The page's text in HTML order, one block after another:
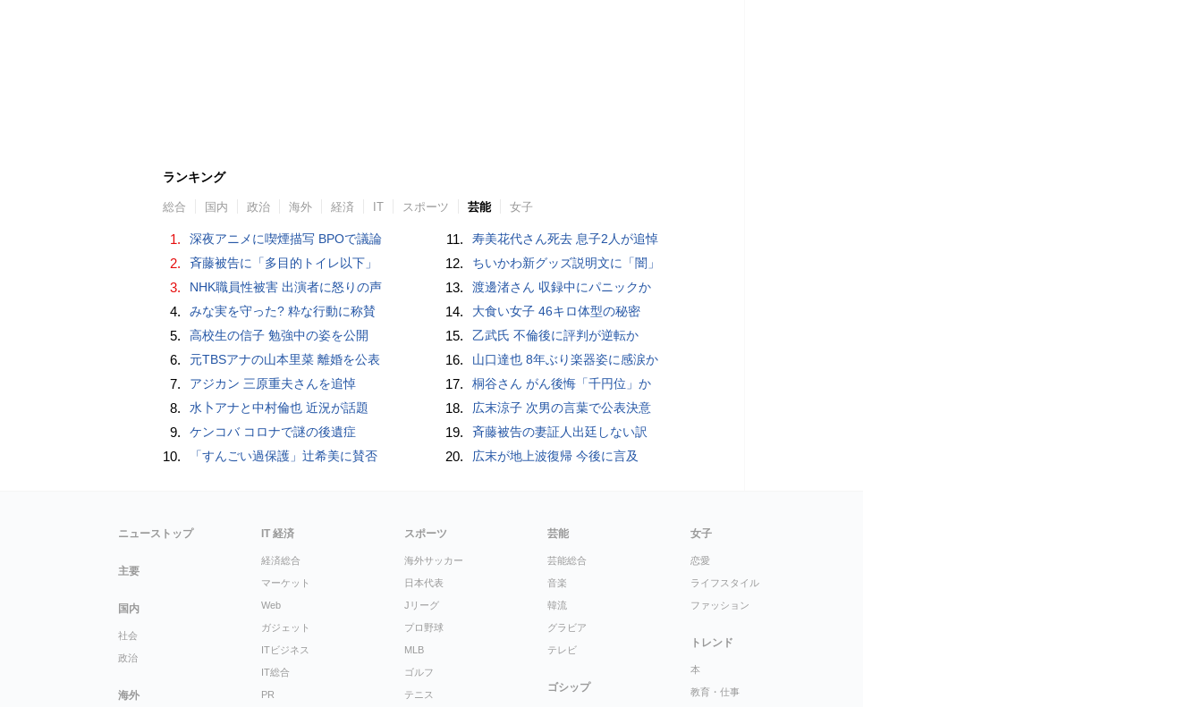
ランキング
総合 国内 政治 海外 経済 IT スポーツ 芸能 女子
1. 深夜アニメに喫煙描写 BPOで議論
2. 斉藤被告に「多目的トイレ以下」
3. NHK職員性被害 出演者に怒りの声
4. みな実を守った? 粋な行動に称賛
5. 高校生の信子 勉強中の姿を公開
6. 元TBSアナの山本里菜 離婚を公表
7. アジカン 三原重夫さんを追悼
8. 水卜アナと中村倫也 近況が話題
9. ケンコバ コロナで謎の後遺症
10. 「すんごい過保護」辻希美に賛否
11. 寿美花代さん死去 息子2人が追悼
12. ちいかわ新グッズ説明文に「闇」
13. 渡邊渚さん 収録中にパニックか
14. 大食い女子 46キロ体型の秘密
15. 乙武氏 不倫後に評判が逆転か
16. 山口達也 8年ぶり楽器姿に感涙か
17. 桐谷さん がん後悔「千円位」か
18. 広末涼子 次男の言葉で公表決意
19. 斉藤被告の妻証人出廷しない訳
20. 広末が地上波復帰 今後に言及
ニューストップ
主要
国内
社会
政治
海外
IT 経済
経済総合
マーケット
Web
ガジェット
ITビジネス
IT総合
PR
スポーツ
海外サッカー
日本代表
Jリーグ
プロ野球
MLB
ゴルフ
テニス
芸能
芸能総合
音楽
韓流
グラビア
テレビ
ゴシップ
女子
恋愛
ライフスタイル
ファッション
トレンド
本
教育・仕事